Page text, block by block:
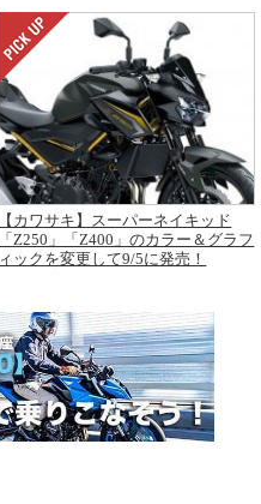
【カワサキ】スーパーネイキッド
「Z250」「Z400」のカラー＆グラフ
ィックを変更して9/5に発売！